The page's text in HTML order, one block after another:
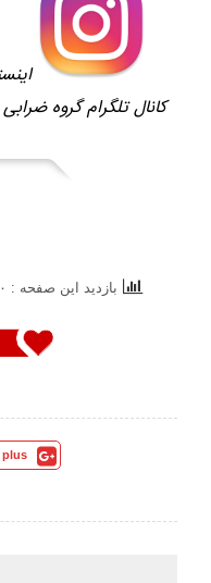
کانال تلگرام گروه ضرابی
بازدید این صفحه : ۶۴۱۰
plus